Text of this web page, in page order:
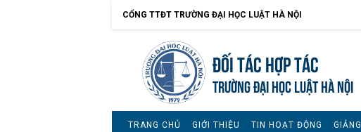
CỔNG TTĐT TRƯỜNG ĐẠI HỌC LUẬT HÀ NỘI
Đối tác hợp tác
TRƯỜNG ĐẠI HỌC LUẬT HÀ NỘI
TRANG CHỦ GIỚI THIỆU TIN HOẠT ĐỘNG